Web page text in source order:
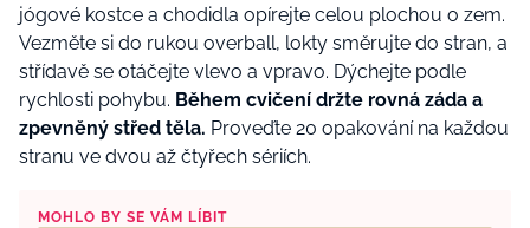
jógové kostce a chodidla opírejte celou plochou o zem.
Vezměte si do rukou overball, lokty směrujte do stran, a
střídavě se otáčejte vlevo a vpravo. Dýchejte podle
rychlosti pohybu. Během cvičení držte rovná záda a
zpevněný střed těla. Proveďte 20 opakování na každou
stranu ve dvou až čtyřech sériích.
MOHLO BY SE VÁM LÍBIT